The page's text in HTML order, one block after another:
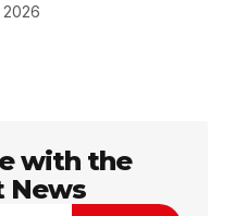
2026
no será
están
with the
News